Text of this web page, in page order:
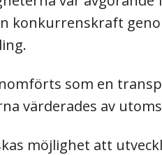
konkurrenskraft
som en
värderades av
möjlighet att